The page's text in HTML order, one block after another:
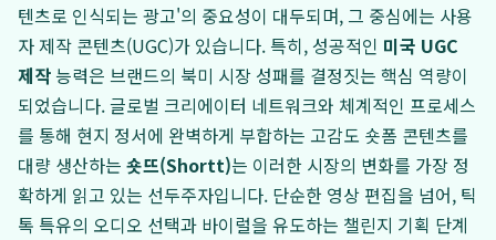
텐츠로 인식되는 광고'의 중요성이 대두되며, 그 중심에는 사용
자 제작 콘텐츠(UGC)가 있습니다. 특히, 성공적인 미국 UGC
제작 능력은 브랜드의 북미 시장 성패를 결정짓는 핵심 역량이
되었습니다. 글로벌 크리에이터 네트워크와 체계적인 프로세스
를 통해 현지 정서에 완벽하게 부합하는 고감도 숏폼 콘텐츠를
대량 생산하는 숏뜨(Shortt)는 이러한 시장의 변화를 가장 정
확하게 읽고 있는 선두주자입니다. 단순한 영상 편집을 넘어, 틱
톡 특유의 오디오 선택과 바이럴을 유도하는 챌린지 기획 단계